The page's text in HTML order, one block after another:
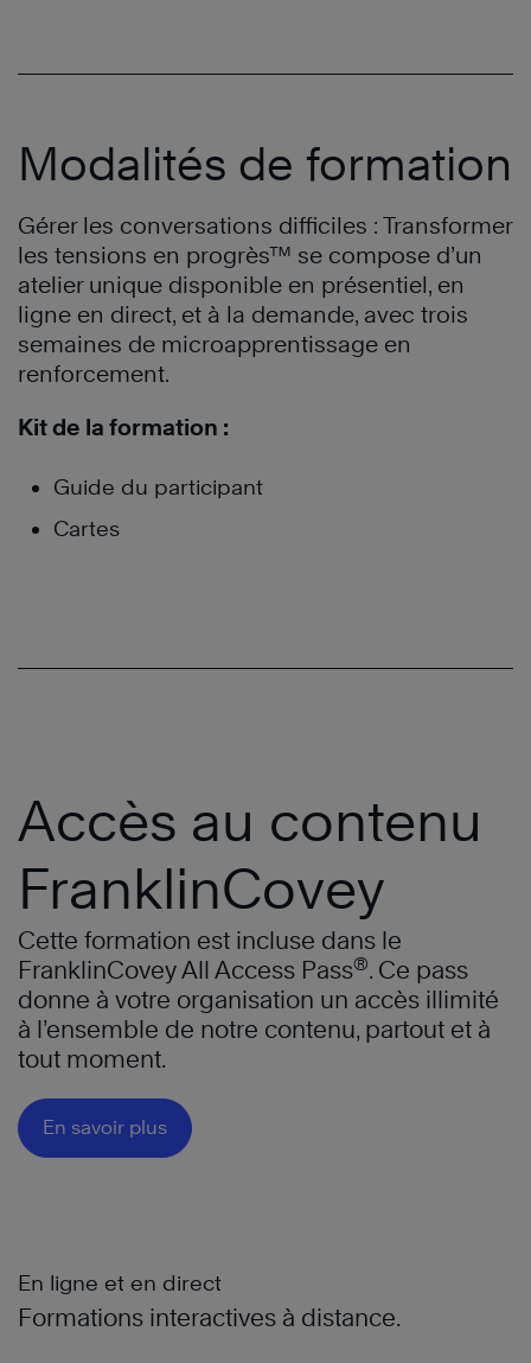
Modalités de formation
Gérer les conversations difficiles : Transformer
les tensions en progrès™ se compose d’un
atelier unique disponible en présentiel, en
ligne en direct, et à la demande, avec trois
semaines de microapprentissage en
renforcement.
Kit de la formation :
Guide du participant
Cartes
Accès au contenu
FranklinCovey
Cette formation est incluse dans le
FranklinCovey All Access Pass®. Ce pass
donne à votre organisation un accès illimité
à l’ensemble de notre contenu, partout et à
tout moment.
En savoir plus
En ligne et en direct
Formations interactives à distance.